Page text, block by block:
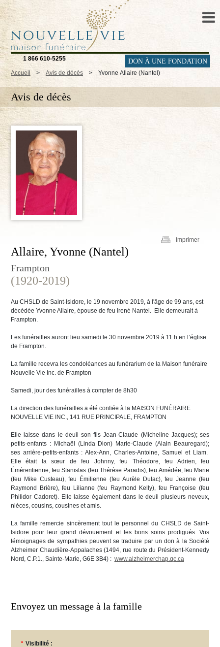
1 866 610-5255 DON À UNE FONDATION
Accueil > Avis de décès > Yvonne Allaire (Nantel)
Avis de décès
Imprimer
Allaire, Yvonne (Nantel)
Frampton
(1920-2019)
Au CHSLD de Saint-Isidore, le 19 novembre 2019, à l'âge de 99 ans, est
décédée Yvonne Allaire, épouse de feu Irené Nantel. Elle demeurait à
Frampton.
Les funérailles auront lieu samedi le 30 novembre 2019 à 11 h en l’église
de Frampton.
La famille recevra les condoléances au funérarium de la Maison funéraire
Nouvelle Vie Inc. de Frampton
Samedi, jour des funérailles à compter de 8h30
La direction des funérailles a été confiée à la MAISON FUNÉRAIRE
NOUVELLE VIE INC., 141 RUE PRINCIPALE, FRAMPTON
Elle laisse dans le deuil son fils Jean-Claude (Micheline Jacques); ses
petits-enfants : Michaël (Linda Dion) Marie-Claude (Alain Beauregard);
ses arrière-petits-enfants : Alex-Ann, Charles-Antoine, Samuel et Liam.
Elle était la sœur de feu Johnny, feu Théodore, feu Adrien, feu
Émérentienne, feu Stanislas (feu Thérèse Paradis), feu Amédée, feu Marie
(feu Mike Custeau), feu Émilienne (feu Aurèle Dulac), feu Jeanne (feu
Raymond Brière), feu Lilianne (feu Raymond Kelly), feu Françoise (feu
Philidor Cadoret). Elle laisse également dans le deuil plusieurs neveux,
nièces, cousins, cousines et amis.
La famille remercie sincèrement tout le personnel du CHSLD de Saint-
Isidore pour leur grand dévouement et les bons soins prodigués. Vos
témoignages de sympathies peuvent se traduire par un don à la Société
Alzheimer Chaudière-Appalaches (1494, rue route du Président-Kennedy
Nord, C.P.1., Sainte-Marie, G6E 3B4) : www.alzheimerchap.qc.ca
Envoyez un message à la famille
* Visibilité :